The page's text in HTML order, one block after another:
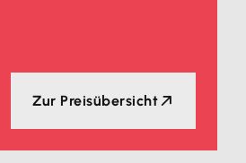
Zur Preisübersicht